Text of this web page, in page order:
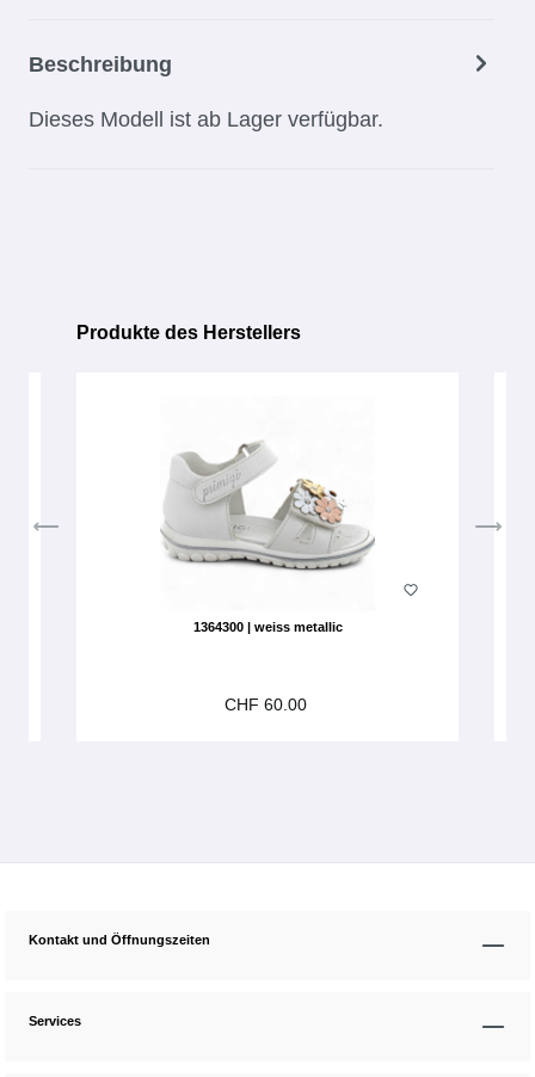
Beschreibung
Dieses Modell ist ab Lager verfügbar.
Produktgalerie überspringen
Produkte des Herstellers
1364300 | weiss metallic
CHF 60.00
Kontakt und Öffnungszeiten
Services